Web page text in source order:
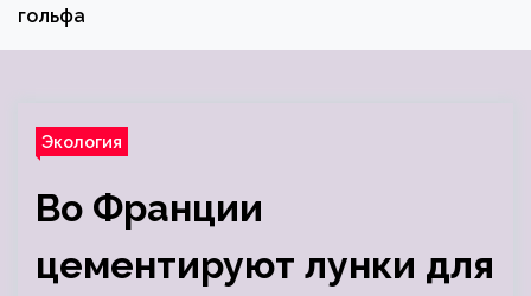
гольфа
Экология
Во Франции
цементируют лунки для